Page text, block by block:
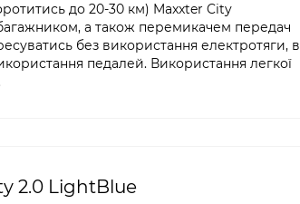
до 20-30 км) Maxxter City
а також перемикачем передач
без використання електротяги, в
педалей. Використання легкої
2.0 LightBlue